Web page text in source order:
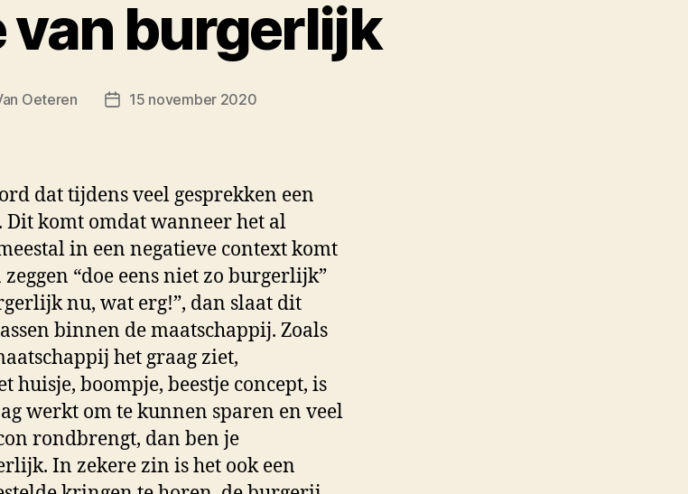
van burgerlijk
Oeteren Berichtdatum
15 november 2020
dat tijdens veel gesprekken een
Dit komt omdat wanneer het al
in een negatieve context komt
“doe eens niet zo burgerlijk”
nu, wat erg!”, dan slaat dit
binnen de maatschappij. Zoals
het graag ziet,
huisje, boompje, beestje concept, is
werkt om te kunnen sparen en veel
rondbrengt, dan ben je
In zekere zin is het ook een